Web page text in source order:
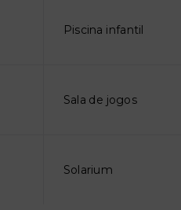
Piscina infantil
Sala de jogos
Solarium